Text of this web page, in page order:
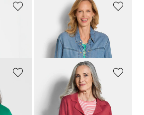
Surchemise, aspect jean
119,00 CHF
179,00 CHF
GOLDNER
159,00 CHF179,00 CHF